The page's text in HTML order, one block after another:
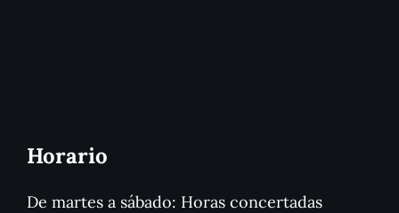
Horario
De martes a sábado: Horas concertadas